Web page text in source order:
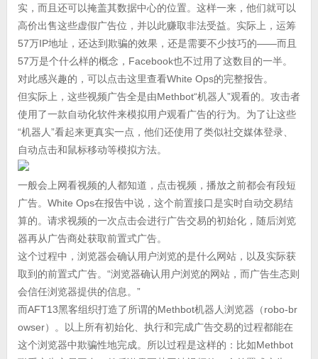
实，而且还可以掩盖其数据中心的位置。这样一来，他们就可以
高价出售这些虚假广告位，并以此赚取非法受益。实际上，运筹
57万IP地址，还达到欺骗的效果，还是需要不少技巧的——而且
57万是个什么样的概念，Facebook也不过用了这数目的一半。
对此感兴趣的，可以点击这里查看White Ops的完整报告。
但实际上，这些视频广告全是由Methbot“机器人”观看的。攻击者
使用了一款自动化软件来模拟用户观看广告的行为。为了让这些
“机器人”看起来更真实一点，他们还使用了类似社交媒体登录、
自动点击和鼠标移动等模拟方法。
一般会上网看视频的人都知道，点击视频，播放之前都会有段短
广告。White Ops在报告中说，这个前置接口是实时自动交易结
算的。请求视频的一次点击会进行广告交易的初始化，随后浏览
器再从广告商处获取前置式广告。
这个过程中，浏览器会确认用户浏览的是什么网站，以及实际获
取到的前置式广告。“浏览器确认用户浏览的网站，而广告生态则
会信任浏览器提供的信息。”
而AFT13黑客组织打造了所谓的Methbot机器人浏览器（robo-br
owser）。以上所有初始化、执行和完成广告交易的过程都能在
这个浏览器中欺骗性地完成。所以过程是这样的：比如Methbot